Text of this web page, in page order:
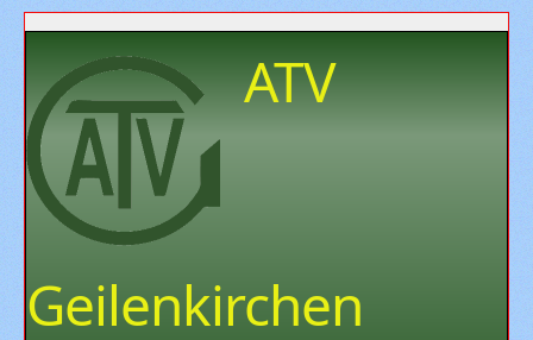
ATV
Geilenkirchen